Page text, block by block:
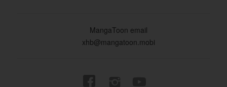
MangaToon email
xhb@mangatoon.mobi